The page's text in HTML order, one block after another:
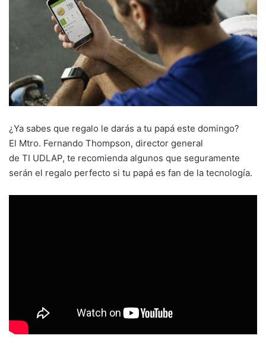
¿Ya sabes que regalo le darás a tu papá este domingo?
El Mtro. Fernando Thompson, director general
de ‪TI‬ ‪‎UDLAP‬, te recomienda algunos que seguramente
serán el regalo perfecto si tu papá es fan de la tecnología.